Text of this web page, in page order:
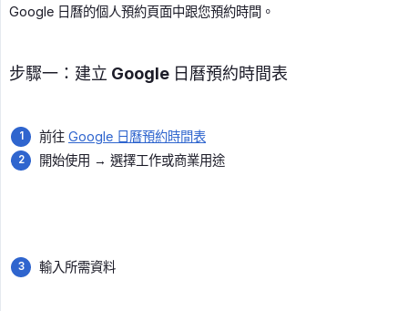
Google 日曆的個人預約頁面中跟您預約時間。
步驟一：建立 Google 日曆預約時間表
前往 Google 日曆預約時間表
開始使用 → 選擇工作或商業用途
輸入所需資料